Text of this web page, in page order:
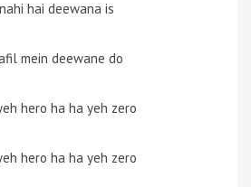
hai deewana is
mein deewane do
hero ha ha yeh zero
hero ha ha yeh zero